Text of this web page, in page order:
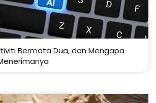
Bermata Dua, dan Mengapa